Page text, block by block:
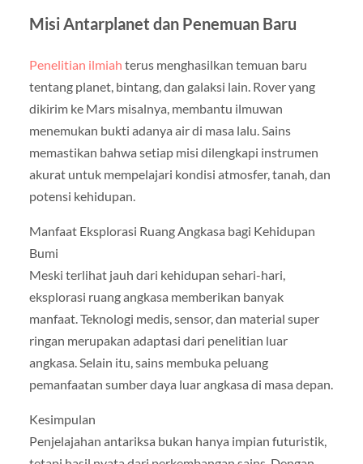
Misi Antarplanet dan Penemuan Baru
Penelitian ilmiah terus menghasilkan temuan baru
tentang planet, bintang, dan galaksi lain. Rover yang
dikirim ke Mars misalnya, membantu ilmuwan
menemukan bukti adanya air di masa lalu. Sains
memastikan bahwa setiap misi dilengkapi instrumen
akurat untuk mempelajari kondisi atmosfer, tanah, dan
potensi kehidupan.
Manfaat Eksplorasi Ruang Angkasa bagi Kehidupan
Bumi
Meski terlihat jauh dari kehidupan sehari-hari,
eksplorasi ruang angkasa memberikan banyak
manfaat. Teknologi medis, sensor, dan material super
ringan merupakan adaptasi dari penelitian luar
angkasa. Selain itu, sains membuka peluang
pemanfaatan sumber daya luar angkasa di masa depan.
Kesimpulan
Penjelajahan antariksa bukan hanya impian futuristik,